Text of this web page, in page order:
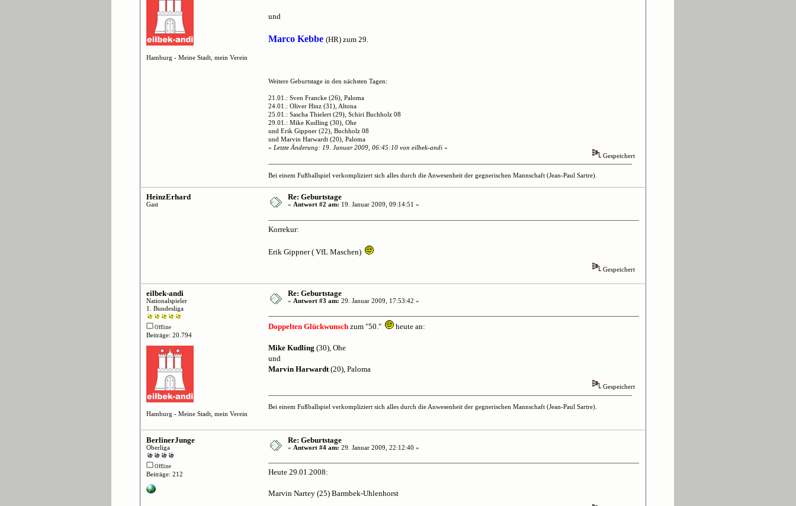
Hamburg - Meine Stadt, mein Verein
und
Marco Kebbe(HR) zum 29.
Weitere Geburtstage in den nächsten Tagen:
21.01.: Sven Francke (26), Paloma
24.01.: Oliver Hinz (31), Altona
25.01.: Sascha Thielert (29), Schiri Buchholz 08
29.01.: Mike Kudling (30), Ohe
und Erik Gippner (22), Buchholz 08
und Marvin Harwardt (20), Paloma
« Letzte Änderung: 19. Januar 2009, 06:45:10 von eilbek-andi »
Gespeichert
Bei einem Fußballspiel verkompliziert sich alles durch die Anwesenheit der gegnerischen Mannschaft (Jean-Paul Sartre).
HeinzErhard
Gast
Re: Geburtstage
« Antwort #2 am: 19. Januar 2009, 09:14:51 »
Korrekur:
Erik Gippner ( VfL Maschen)
Gespeichert
eilbek-andi
Nationalspieler
1. Bundesliga
Offline
Beiträge: 20.794
Hamburg - Meine Stadt, mein Verein
Re: Geburtstage
« Antwort #3 am: 29. Januar 2009, 17:53:42 »
Doppelten Glückwunschzum "50." heute an:
Mike Kudling(30), Ohe
und
Marvin Harwardt(20), Paloma
Gespeichert
Bei einem Fußballspiel verkompliziert sich alles durch die Anwesenheit der gegnerischen Mannschaft (Jean-Paul Sartre).
BerlinerJunge
Oberliga
Offline
Beiträge: 212
Re: Geburtstage
« Antwort #4 am: 29. Januar 2009, 22:12:40 »
Heute 29.01.2008:
Marvin Nartey (25) Barmbek-Uhlenhorst